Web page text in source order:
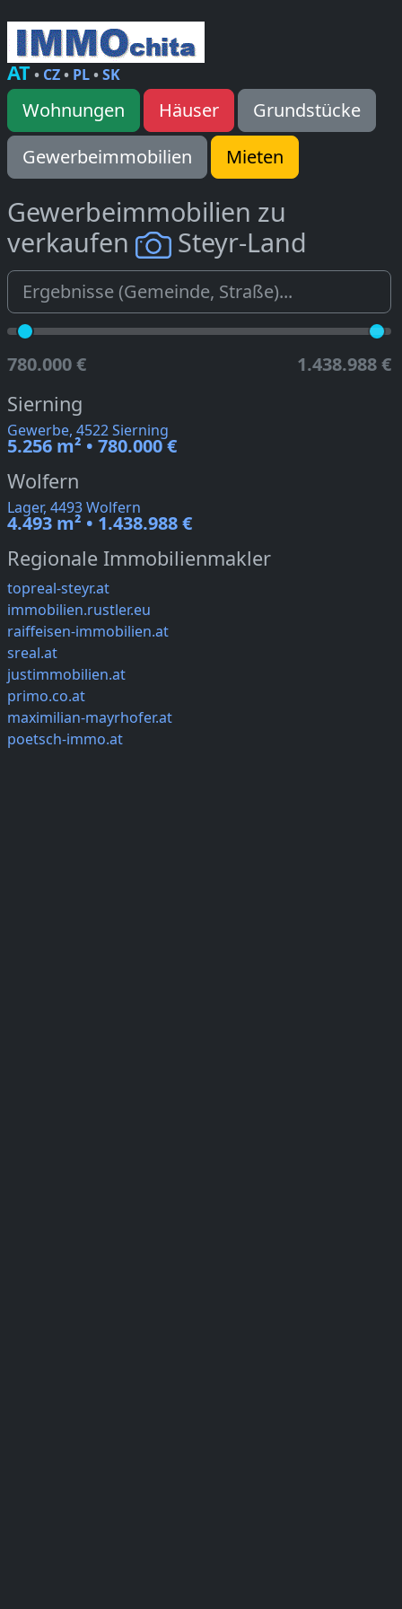
AT• CZ• PL•SK
Wohnungen Häuser
Grundstücke
Gewerbeimmobilien
Mieten
Gewerbeimmobilien zu
verkaufen
Steyr-Land
780.000 € 1.438.988 €
Sierning
Gewerbe, 4522 Sierning
5.256 m² • 780.000 €
Wolfern
Lager, 4493 Wolfern
4.493 m² • 1.438.988 €
Regionale Immobilienmakler
topreal-steyr.at
immobilien.rustler.eu
raiffeisen-immobilien.at
sreal.at
justimmobilien.at
primo.co.at
maximilian-mayrhofer.at
poetsch-immo.at